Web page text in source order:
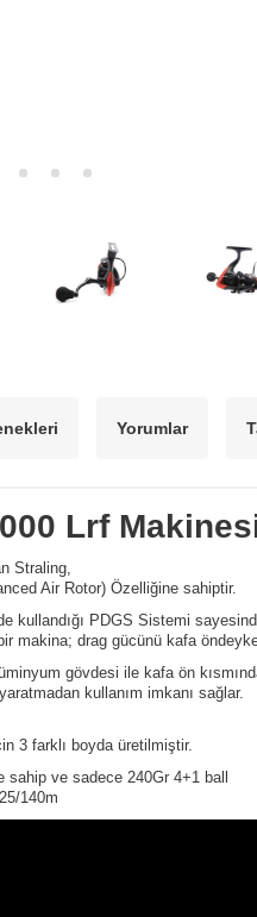
Yorumlar
Lrf
Straling,
Air Rotor) Özelliğine sahiptir.
kullandığı PDGS Sistemi
makina; drag gücünü kafa
gövdesi ile kafa ön
kullanım imkanı sağlar.
3 farklı boyda üretilmiştir.
ve sadece 240Gr 4+1 ball
140m